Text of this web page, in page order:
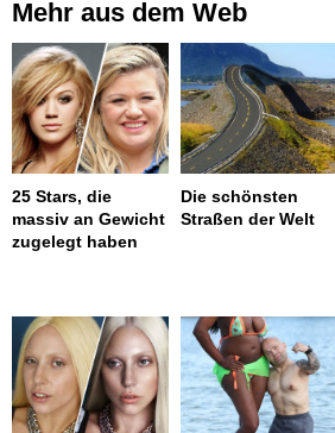
Mehr aus dem Web
25 Stars, die
massiv an Gewicht
zugelegt haben
Die schönsten
Straßen der Welt